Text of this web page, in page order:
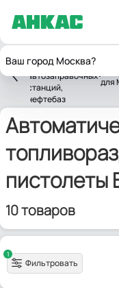
Ваш город Москва?
для
автозаправочных
станций,
нефтебаз
для
пистолеты
10 товаров
1
Фильтровать